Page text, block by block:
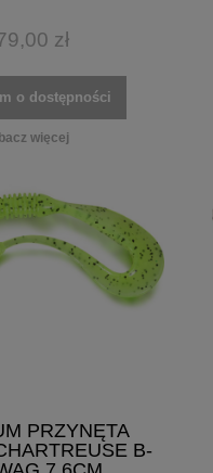
zł
o dostępności
więcej
PRZYNĘTA
B-